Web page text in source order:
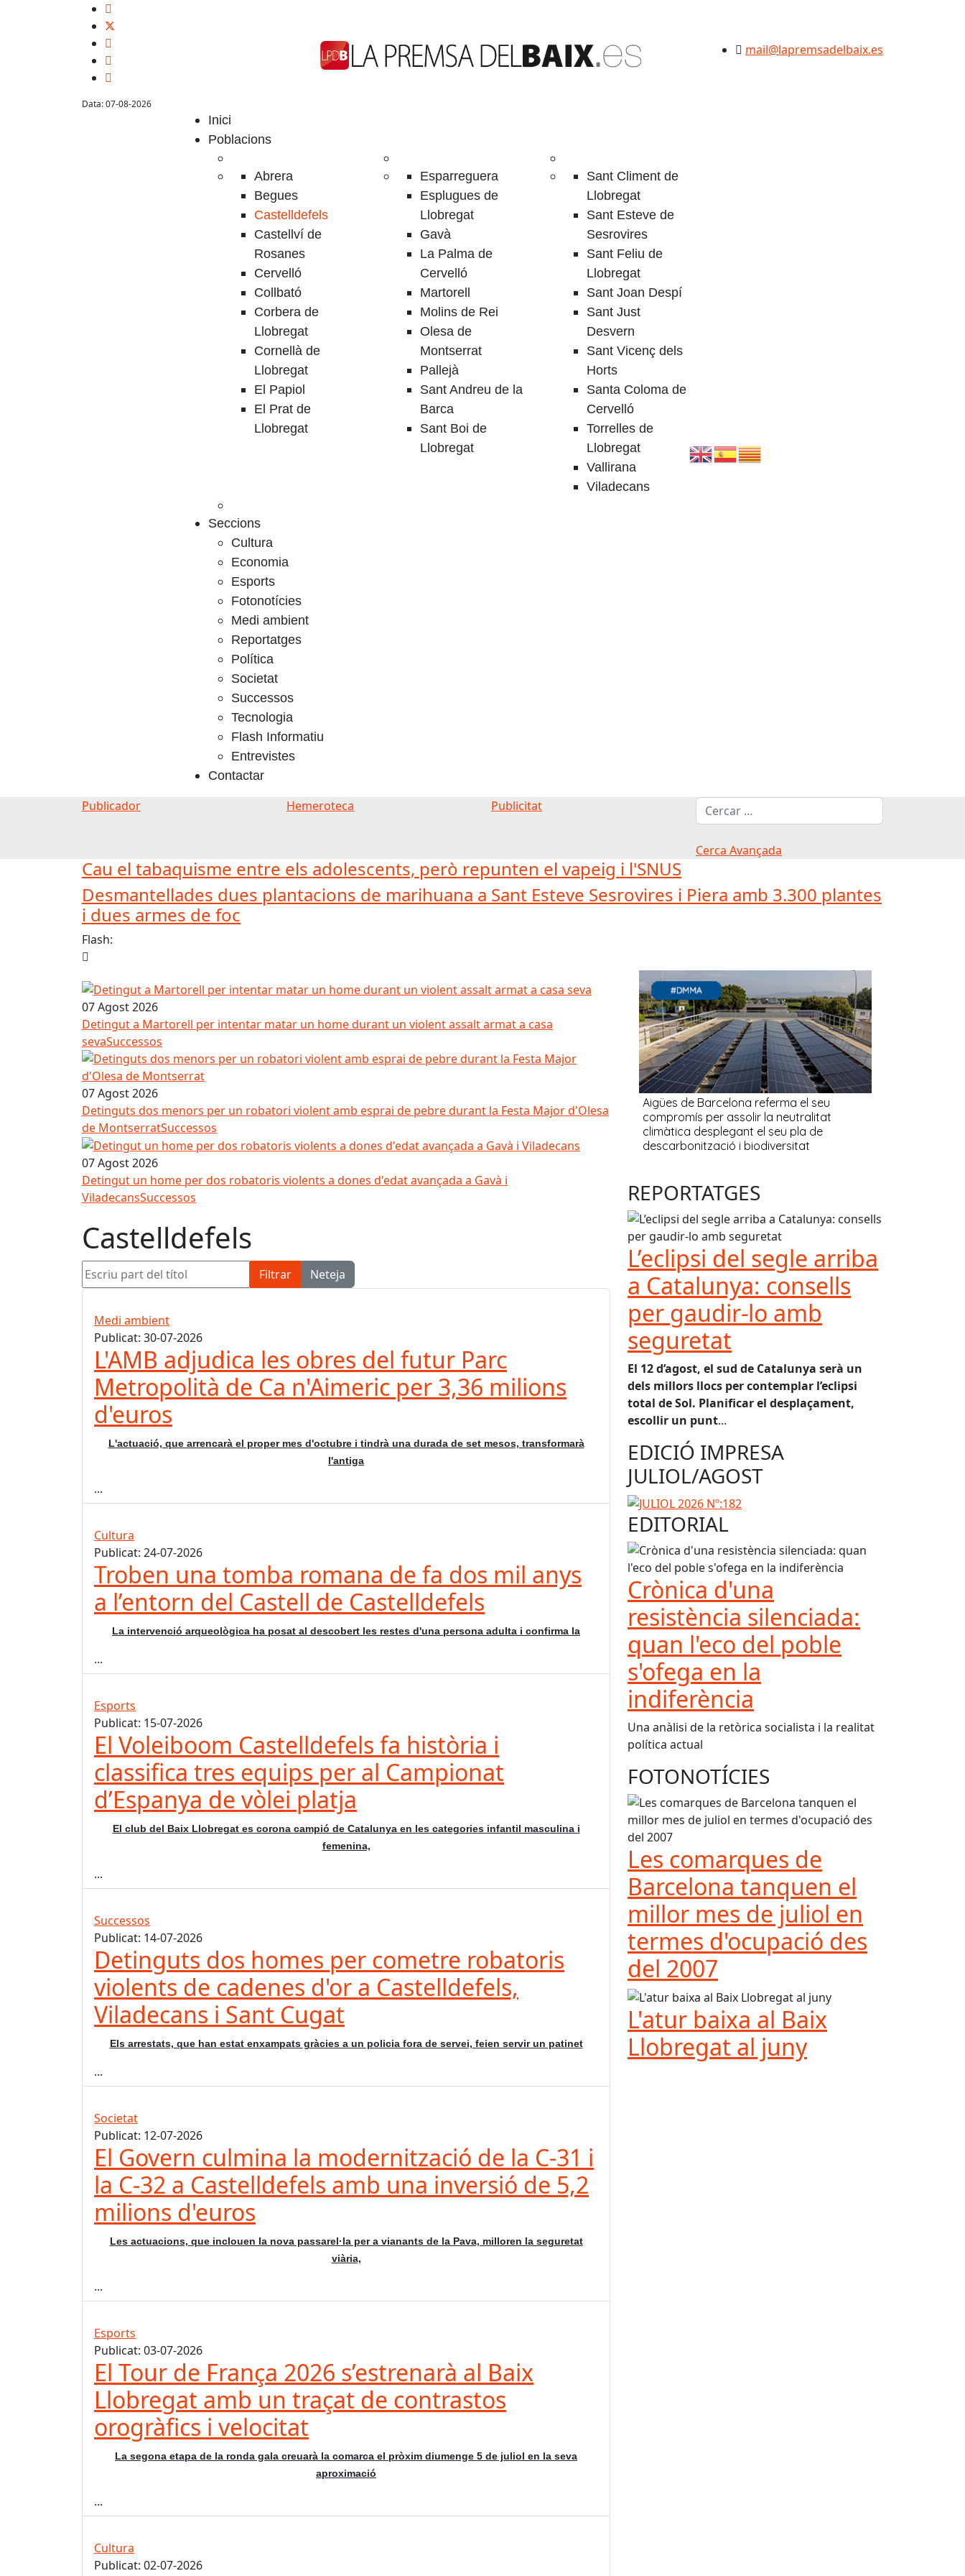
Data: 07-08-2026
mail@lapremsadelbaix.es
Inici
Poblacions
Abrera
Begues
Castelldefels
Castellví de
Rosanes
Cervelló
Collbató
Corbera de
Llobregat
Cornellà de
Llobregat
El Papiol
El Prat de
Llobregat
Esparreguera
Esplugues de
Llobregat
Gavà
La Palma de
Cervelló
Martorell
Molins de Rei
Olesa de
Montserrat
Pallejà
Sant Andreu de la
Barca
Sant Boi de
Llobregat
Sant Climent de
Llobregat
Sant Esteve de
Sesrovires
Sant Feliu de
Llobregat
Sant Joan Despí
Sant Just
Desvern
Sant Vicenç dels
Horts
Santa Coloma de
Cervelló
Torrelles de
Llobregat
Vallirana
Viladecans
Seccions
Cultura
Economia
Esports
Fotonotícies
Medi ambient
Reportatges
Política
Societat
Successos
Tecnologia
Flash Informatiu
Entrevistes
Contactar
Publicador Hemeroteca Publicitat Cerca
Cerca Avançada
Cau el tabaquisme entre els adolescents, però repunten el vapeig i l'SNUS
Desmantellades dues plantacions de marihuana a Sant Esteve Sesrovires i Piera amb 3.300 plantes
i dues armes de foc
Flash:
07 Agost 2026
Detingut a Martorell per intentar matar un home durant un violent assalt armat a casa
sevaSuccessos
07 Agost 2026
Detinguts dos menors per un robatori violent amb esprai de pebre durant la Festa Major d'Olesa
de MontserratSuccessos
07 Agost 2026
Detingut un home per dos robatoris violents a dones d'edat avançada a Gavà i
ViladecansSuccessos
Castelldefels
Escriu part del títol Filtrar Neteja
Medi ambient
Publicat: 30-07-2026
L'AMB adjudica les obres del futur Parc
Metropolità de Ca n'Aimeric per 3,36 milions
d'euros
L'actuació, que arrencarà el proper mes d'octubre i tindrà una durada de set mesos, transformarà
l'antiga
...
Cultura
Publicat: 24-07-2026
Troben una tomba romana de fa dos mil anys
a l’entorn del Castell de Castelldefels
La intervenció arqueològica ha posat al descobert les restes d'una persona adulta i confirma la
...
Esports
Publicat: 15-07-2026
El Voleiboom Castelldefels fa història i
classifica tres equips per al Campionat
d’Espanya de vòlei platja
El club del Baix Llobregat es corona campió de Catalunya en les categories infantil masculina i
femenina,
...
Successos
Publicat: 14-07-2026
Detinguts dos homes per cometre robatoris
violents de cadenes d'or a Castelldefels,
Viladecans i Sant Cugat
Els arrestats, que han estat enxampats gràcies a un policia fora de servei, feien servir un patinet
...
Societat
Publicat: 12-07-2026
El Govern culmina la modernització de la C-31 i
la C-32 a Castelldefels amb una inversió de 5,2
milions d'euros
Les actuacions, que inclouen la nova passarel·la per a vianants de la Pava, milloren la seguretat
viària,
...
Esports
Publicat: 03-07-2026
El Tour de França 2026 s’estrenarà al Baix
Llobregat amb un traçat de contrastos
orogràfics i velocitat
La segona etapa de la ronda gala creuarà la comarca el pròxim diumenge 5 de juliol en la seva
aproximació
...
Cultura
Publicat: 02-07-2026
REPORTATGES
L’eclipsi del segle arriba
a Catalunya: consells
per gaudir-lo amb
seguretat
El 12 d’agost, el sud de Catalunya serà un
dels millors llocs per contemplar l’eclipsi
total de Sol. Planificar el desplaçament,
escollir un punt...
EDICIÓ IMPRESA
JULIOL/AGOST
EDITORIAL
Crònica d'una
resistència silenciada:
quan l'eco del poble
s'ofega en la
indiferència
Una anàlisi de la retòrica socialista i la realitat
política actual
FOTONOTÍCIES
Les comarques de
Barcelona tanquen el
millor mes de juliol en
termes d'ocupació des
del 2007
L'atur baixa al Baix
Llobregat al juny